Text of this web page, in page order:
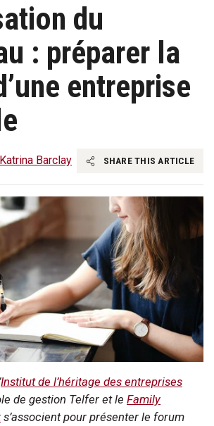
du
: préparer la
entreprise
Katrina Barclay SHARE THIS ARTICLE
Institut de l’héritage des entreprises
de gestion Telfer et le Family
s’associent pour présenter le forum